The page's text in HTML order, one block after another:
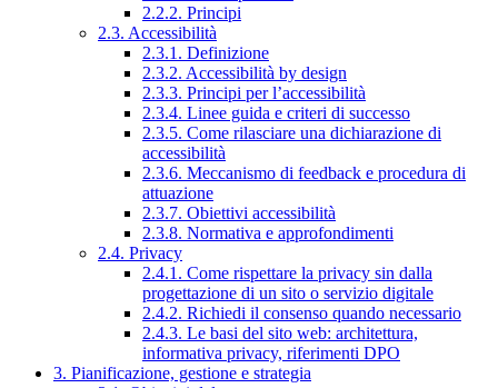
2.2.2. Principi
2.3. Accessibilità
2.3.1. Definizione
2.3.2. Accessibilità by design
2.3.3. Principi per l’accessibilità
2.3.4. Linee guida e criteri di successo
2.3.5. Come rilasciare una dichiarazione di
accessibilità
2.3.6. Meccanismo di feedback e procedura di
attuazione
2.3.7. Obiettivi accessibilità
2.3.8. Normativa e approfondimenti
2.4. Privacy
2.4.1. Come rispettare la privacy sin dalla
progettazione di un sito o servizio digitale
2.4.2. Richiedi il consenso quando necessario
2.4.3. Le basi del sito web: architettura,
informativa privacy, riferimenti DPO
3. Pianificazione, gestione e strategia